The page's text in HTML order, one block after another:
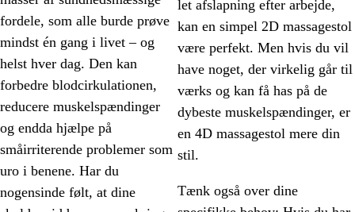
fordele, som alle burde prøve
mindst én gang i livet – og
helst hver dag. Den kan
forbedre blodcirkulationen,
reducere muskelspændinger
og endda hjælpe på
småirriterende problemer som
uro i benene. Har du
nogensinde følt, at dine
let afslapning efter arbejde,
kan en simpel 2D massagestol
være perfekt. Men hvis du vil
have noget, der virkelig går til
værks og kan få has på de
dybeste muskelspændinger, er
en 4D massagestol mere din
stil.
Tænk også over dine